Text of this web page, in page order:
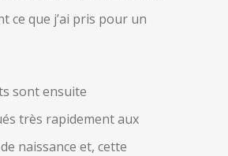
ce que j’ai pris pour un
sont ensuite
très rapidement aux
naissance et, cette